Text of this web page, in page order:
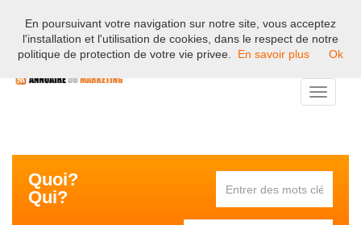
Bienvenue sur l'annuaire professionnel du marketing et de la
communication en France.
Toggle
Quoi?
Qui?
En poursuivant votre navigation sur notre site, vous acceptez
l'installation et l'utilisation de cookies, dans le respect de notre
politique de protection de votre vie privee.
En savoir plus Ok